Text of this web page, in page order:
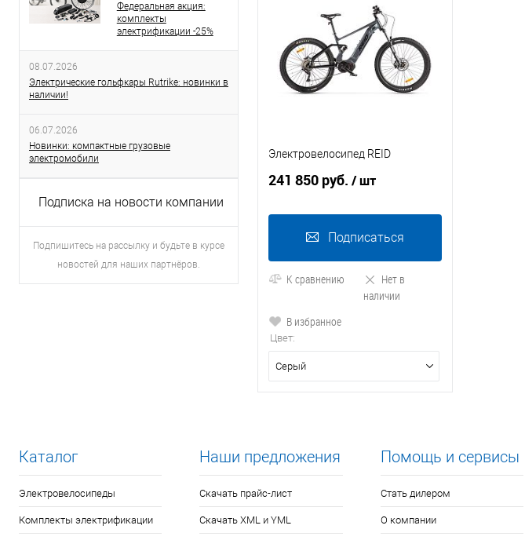
Федеральная акция:
комплекты
электрификации -25%
08.07.2026
Электрические гольфкары Rutrike: новинки в
наличии!
06.07.2026
Новинки: компактные грузовые
электромобили
Подписка на новости компании
Подпишитесь на рассылку и будьте в курсе
новостей для наших партнёров.
Электровелосипед REID
241 850 руб. / шт
Подписаться
К сравнению
Нет в
наличии
В избранное
Цвет:
Серый
Каталог
Электровелосипеды
Комплекты электрификации
Наши предложения
Скачать прайс-лист
Скачать XML и YML
Помощь и сервисы
Стать дилером
О компании